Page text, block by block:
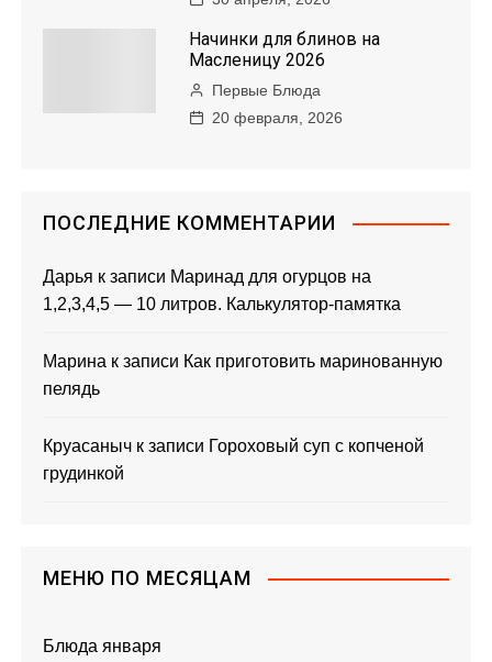
Начинки для блинов на
Масленицу 2026
Первые Блюда
20 февраля, 2026
ПОСЛЕДНИЕ КОММЕНТАРИИ
Дарья к записи Маринад для огурцов на
1,2,3,4,5 — 10 литров. Калькулятор-памятка
Марина к записи Как приготовить маринованную
пелядь
Круасаныч к записи Гороховый суп с копченой
грудинкой
МЕНЮ ПО МЕСЯЦАМ
Блюда января